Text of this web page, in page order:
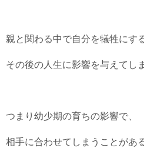
親と関わる中で自分を犠牲にす
その後の人生に影響を与えてし
つまり幼少期の育ちの影響で、
相手に合わせてしまうことがあ